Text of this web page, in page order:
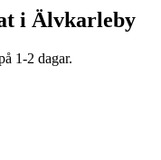
i Älvkarleby
1-2 dagar.